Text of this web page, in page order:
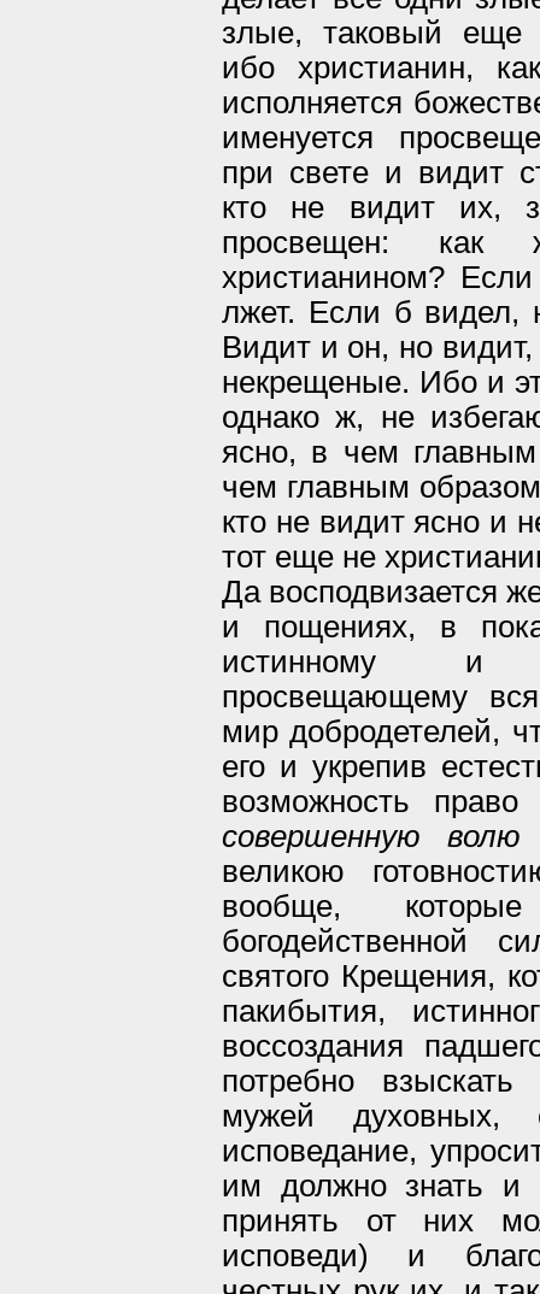
злые, таковый еще
ибо христианин,
исполняется
именуется
при свете и видит
кто не видит их,
просвещен: как
христианином?
лжет. Если б видел,
Видит и он, но
некрещеные. Ибо и
однако ж, не
ясно, в чем
чем главным
кто не видит ясно и
тот еще не
Да восподвизается
и пощениях, в
истинному и
просвещающему
мир добродетелей,
его и укрепив
возможность
совершенную волю
великою
вообще,
богодейственной
святого Крещения,
пакибытия,
воссоздания
потребно
мужей духовных,
исповедание,
им должно знать и
принять от них
исповеди) и